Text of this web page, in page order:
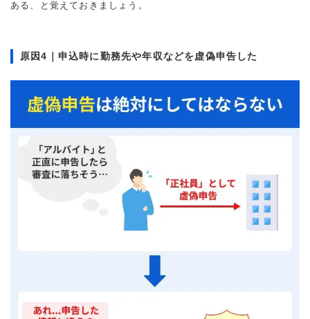
ある、と覚えておきましょう。
原因4｜申込時に勤務先や年収などを虚偽申告した